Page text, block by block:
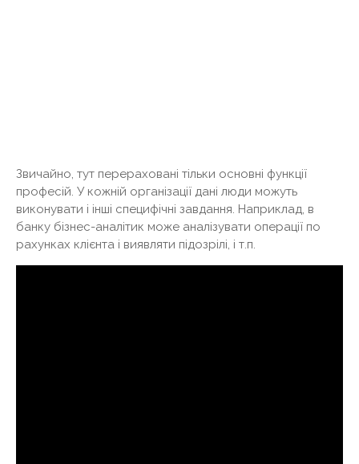
Звичайно, тут перераховані тільки основні функції
професій. У кожній організації дані люди можуть
виконувати і інші специфічні завдання. Наприклад, в
банку бізнес-аналітик може аналізувати операції по
рахунках клієнта і виявляти підозрілі, і т.п.